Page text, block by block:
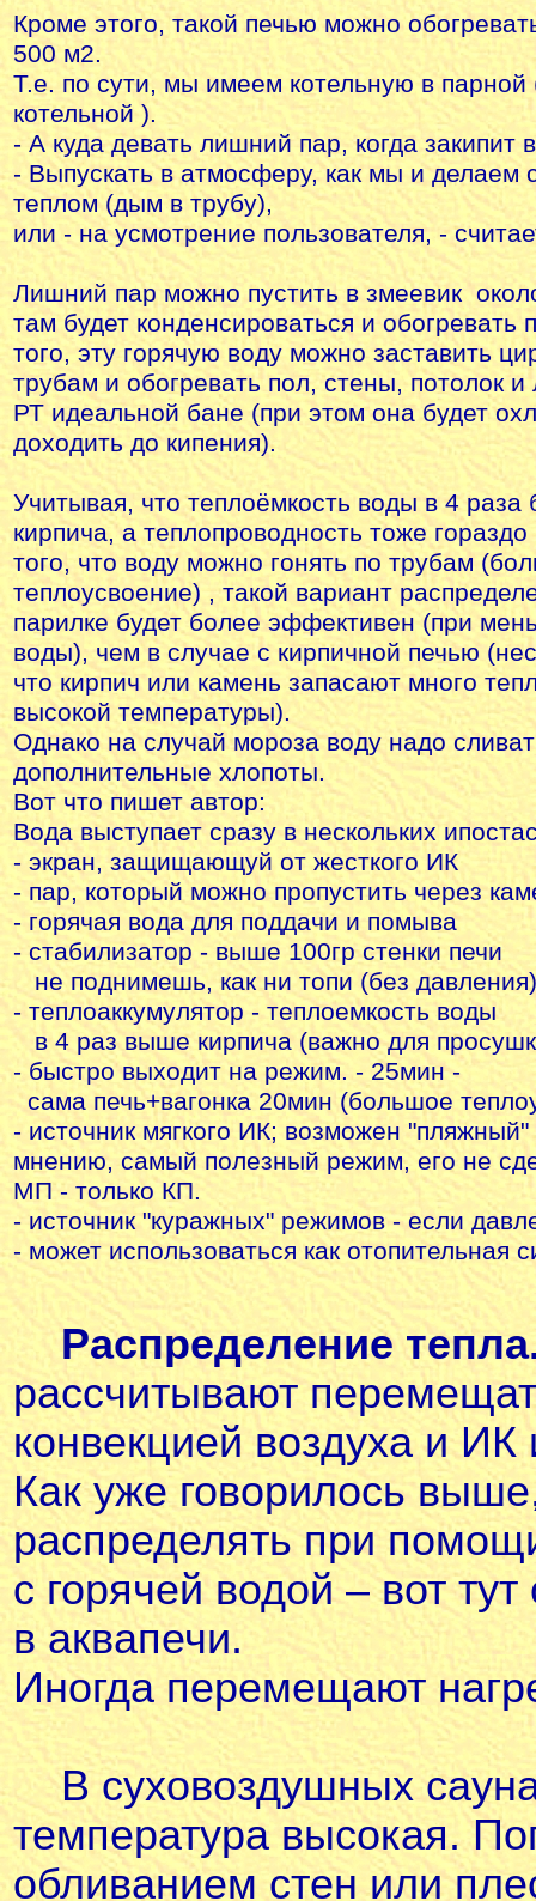
Кроме этого, такой печью можно
500 м2.
Т.е. по сути, мы имеем котельную в
котельной ).
- А куда девать лишний пар, когда закипит
- Выпускать в атмосферу, как мы и делаем
теплом (дым в трубу),
или - на усмотрение пользователя, -
Лишний пар можно пустить в змеевик
там будет конденсироваться и обогревать
того, эту горячую воду можно заставить
трубам и обогревать пол, стены, потолок и
РТ идеальной бане (при этом она будет
доходить до кипения).
Учитывая, что теплоёмкость воды в 4
кирпича, а теплопроводность тоже
того, что воду можно гонять по трубам
теплоусвоение) , такой вариант
парилке будет более эффективен (при
воды), чем в случае с кирпичной печью
что кирпич или камень запасают много
высокой температуры).
Однако на случай мороза воду надо
дополнительные хлопоты.
Вот что пишет автор:
Вода выступает сразу в нескольких
- экран, защищающуй от жесткого ИК
- пар, который можно пропустить через
- горячая вода для поддачи и помыва
- стабилизатор - выше 100гр стенки печи
не поднимешь, как ни топи (без давления)
- теплоаккумулятор - теплоемкость воды
в 4 раз выше кирпича (важно для
- быстро выходит на режим. - 25мин -
сама печь+вагонка 20мин (большое
- источник мягкого ИК; возможен
мнению, самый полезный режим, его не
МП - только КП.
- источник "куражных" режимов - если
- может использоваться как отопительная
Распределение
рассчитывают
конвекцией воздуха и
Как уже говорилось
распределять при
с горячей водой – вот
в аквапечи.
Иногда перемещают
В суховоздушных
температура высокая.
обливанием стен или